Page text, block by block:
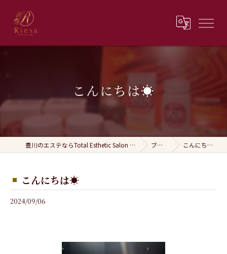
こんにちは☀️
豊川のエステならTotal Esthetic Salon Riesa ブログ こんにちは☀️
こんにちは☀️
2024/09/06